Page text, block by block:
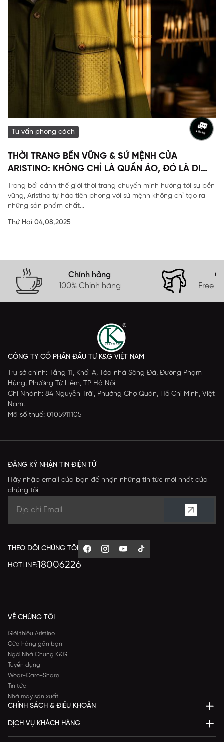
Tư vấn phong cách
THỜI TRANG BỀN VỮNG & SỨ MỆNH CỦA
ARISTINO: KHÔNG CHỈ LÀ QUẦN ÁO, ĐÓ LÀ DI
SẢN
Trong bối cảnh thế giới thời trang chuyển mình hướng tới sự bền
vững, Aristino tự hào tiên phong với sứ mệnh không chỉ tạo ra
những sản phẩm chất...
Thứ Hai 04,08,2025
Chính hãng
100% Chính hãng
Free
CÔNG TY CỔ PHẦN ĐẦU TƯ K&G VIỆT NAM
Trụ sở chính: Tầng 11, Khối A, Tòa nhà Sông Đà, Đường Phạm
Hùng, Phường Từ Liêm, TP Hà Nội
Chi Nhánh: 84 Nguyễn Trãi, Phường Chợ Quán, Hồ Chí Minh, Việt
Nam.
Mã số thuế: 0105911105
ĐĂNG KÝ NHẬN TIN ĐIỆN TỬ
Hãy nhập email của bạn để nhận những tin tức mới nhất của
chúng tôi
THEO DÕI CHÚNG TÔI
HOTLINE:18006226
VỀ CHÚNG TÔI
Giới thiệu Aristino
Cửa hàng gần bạn
Ngôi Nhà Chung K&G
Tuyển dụng
Wear-Care-Share
Tin tức
Nhà máy sản xuất
CHÍNH SÁCH & ĐIỀU KHOẢN
DỊCH VỤ KHÁCH HÀNG